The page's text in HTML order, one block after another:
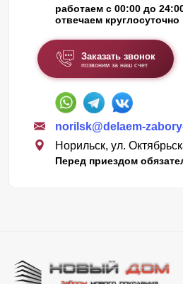
работаем с 00:00 до
отвечаем круглосуточно
Заказать звонок
позвоним за наш счет
norilsk@delaem-
Норильск, ул.
Перед приездом